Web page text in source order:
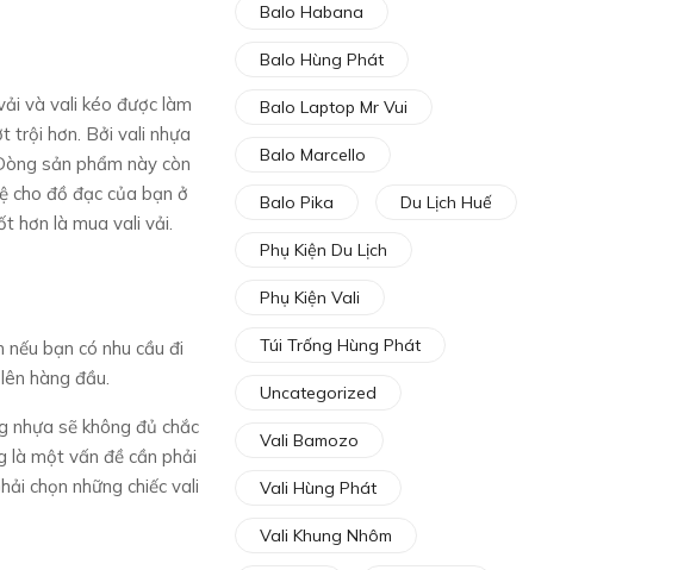
và vali kéo được làm
trội hơn. Bởi vali nhựa
sản phẩm này còn
cho đồ đạc của bạn ở
hơn là mua vali vải.
bạn có nhu cầu đi
hàng đầu.
nhựa sẽ không đủ chắc
là một vấn đề cần phải
chọn những chiếc vali
Balo Habana
Balo Hùng Phát
Balo Laptop Mr Vui
Balo Marcello
Balo Pika Du Lịch Huế
Phụ Kiện Du Lịch
Phụ Kiện Vali
Túi Trống Hùng Phát
Uncategorized
Vali Bamozo
Vali Hùng Phát
Vali Khung Nhôm